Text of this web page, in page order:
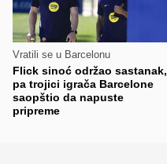
Vratili se u Barcelonu
Flick sinoć održao sastanak,
pa trojici igrača Barcelone
saopštio da napuste
pripreme